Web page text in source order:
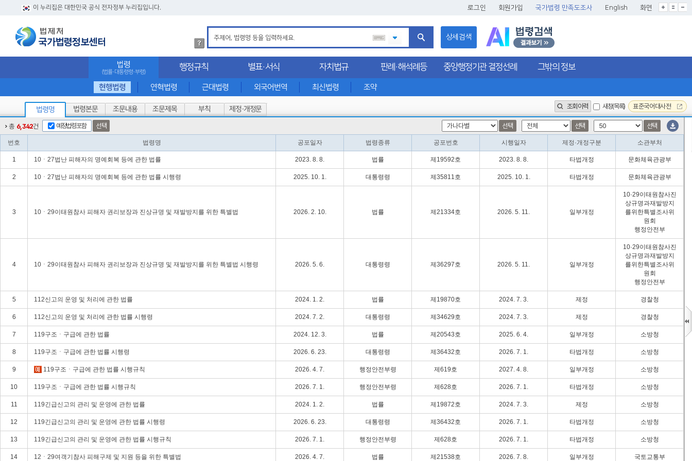
이 누리집은 대한민국 공식 전자정부 누리집입니다. 로그인 회원가입 국가법령 만족도조사 English 화면
글씨크기확대
글씨크기확대초기화
글씨크기축소
법
령
검
색
세
내
상세검색
법령
(법률·대통령령·부령)
현행법령 연혁법령 근대법령 외국어번역 최신법령 조약
행정규칙 별표·서식 자치법규 판례·해석례등 중앙행정기관 결정선례 그밖의 정보
법령명 법령본문 조문내용 조문제목 부칙 제정·개정문 조회이력 새창(목록) 표준국어대사전
총 6,342건 예정법령포함 선택 선택 선택 선택
번호 법령명 공포일자 법령종류 공포번호 시행일자 제정·개정구분 소관부처
1 10ㆍ27법난 피해자의 명예회복 등에 관한 법률 2023. 8. 8. 법률 제19592호 2023. 8. 8. 타법개정 문화체육관광부
2 10ㆍ27법난 피해자의 명예회복 등에 관한 법률 시행령 2025. 10. 1. 대통령령 제35811호 2025. 10. 1. 타법개정 문화체육관광부
3 10ㆍ29이태원참사 피해자 권리보장과 진상규명 및 재발방지를 위한 특별법 2026. 2. 10. 법률 제21334호 2026. 5. 11. 일부개정
10·29이태원참사진
상규명과재발방지
를위한특별조사위
원회
행정안전부
4 10ㆍ29이태원참사 피해자 권리보장과 진상규명 및 재발방지를 위한 특별법 시행령 2026. 5. 6. 대통령령 제36297호 2026. 5. 11. 일부개정
10·29이태원참사진
상규명과재발방지
를위한특별조사위
원회
행정안전부
5 112신고의 운영 및 처리에 관한 법률 2024. 1. 2. 법률 제19870호 2024. 7. 3. 제정 경찰청
6 112신고의 운영 및 처리에 관한 법률 시행령 2024. 7. 2. 대통령령 제34629호 2024. 7. 3. 제정 경찰청
7 119구조ㆍ구급에 관한 법률 2024. 12. 3. 법률 제20543호 2025. 6. 4. 일부개정 소방청
8 119구조ㆍ구급에 관한 법률 시행령 2026. 6. 23. 대통령령 제36432호 2026. 7. 1. 타법개정 소방청
9 119구조ㆍ구급에 관한 법률 시행규칙 2026. 4. 7. 행정안전부령 제619호 2027. 4. 8. 일부개정 소방청
10 119구조ㆍ구급에 관한 법률 시행규칙 2026. 7. 1. 행정안전부령 제628호 2026. 7. 1. 타법개정 소방청
11 119긴급신고의 관리 및 운영에 관한 법률 2024. 1. 2. 법률 제19872호 2024. 7. 3. 제정 소방청
12 119긴급신고의 관리 및 운영에 관한 법률 시행령 2026. 6. 23. 대통령령 제36432호 2026. 7. 1. 타법개정 소방청
13 119긴급신고의 관리 및 운영에 관한 법률 시행규칙 2026. 7. 1. 행정안전부령 제628호 2026. 7. 1. 타법개정 소방청
14 12ㆍ29여객기참사 피해구제 및 지원 등을 위한 특별법 2026. 4. 7. 법률 제21538호 2026. 7. 8. 일부개정 국토교통부